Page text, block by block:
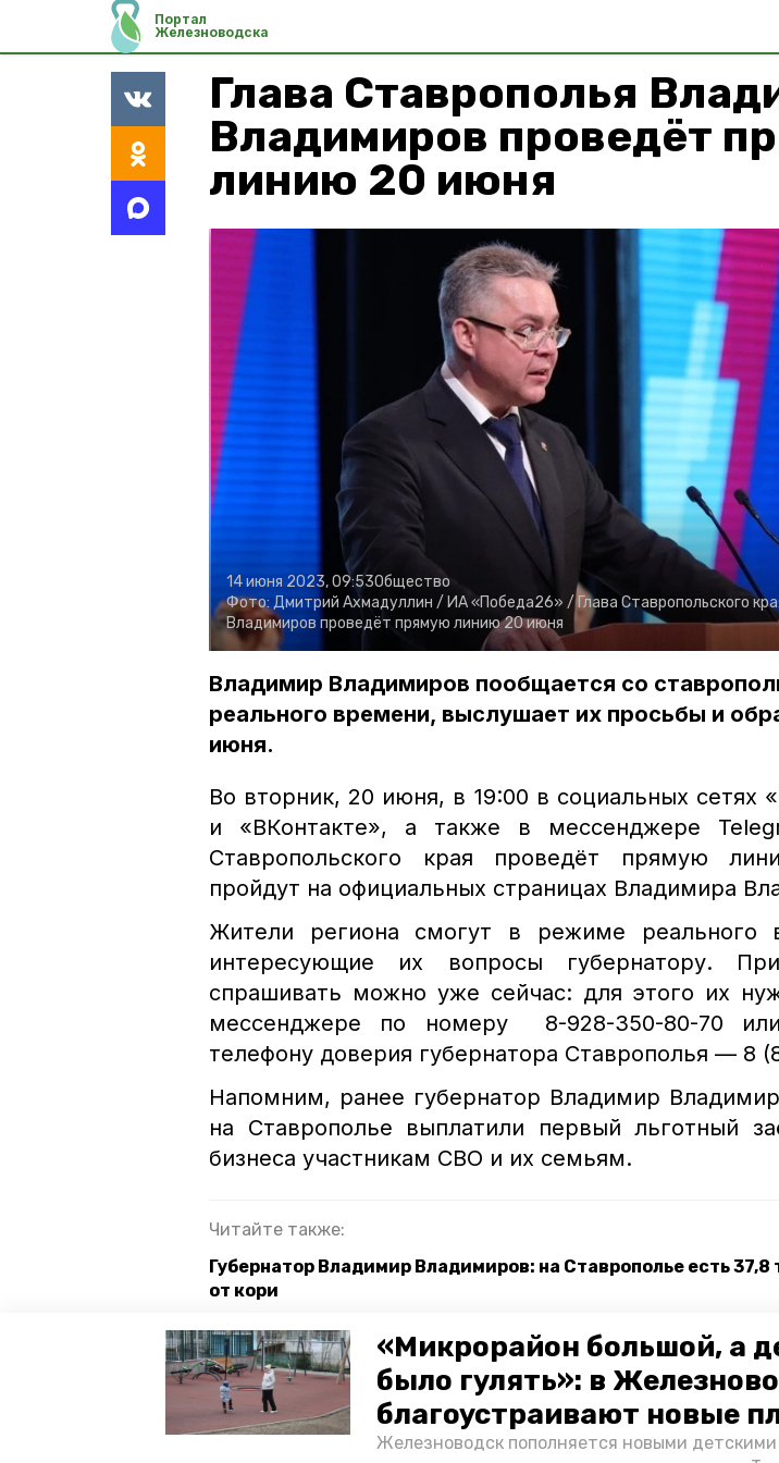
«Микрорайон большой, а
было гулять»: в
благоустраивают новые
Железноводск пополняется новыми
Портал
Железноводска
Глава Ставрополья
Владимиров проведёт
линию 20 июня
14 июня 2023, 09:53Общество
Фото:Дмитрий Ахмадуллин / ИА «Победа26» / Глава Ставропольского
Владимиров проведёт прямую линию 20 июня
Владимир Владимиров пообщается со
реального времени, выслушает их просьбы и
июня.
Во вторник, 20 июня, в 19:00 в социальных сетях
и «ВКонтакте», а также в мессенджере
Ставропольского края проведёт прямую
пройдут на официальных страницах Владимира
Жители региона смогут в режиме реального
интересующие их вопросы губернатору.
спрашивать можно уже сейчас: для этого их
мессенджере по номеру 8-928-350-80-70
телефону доверия губернатора Ставрополья — 8
Напомним, ранее губернатор Владимир
на Ставрополье выплатили первый льготный
бизнеса участникам СВО и их семьям.
Читайте также:
Губернатор Владимир Владимиров: на Ставрополье есть
от кори
Опыт Железноводска может войти в Банк решений «Умного
железноводск кмв ставропольский край прямая линия
прямая линия губернатора ставропольского края